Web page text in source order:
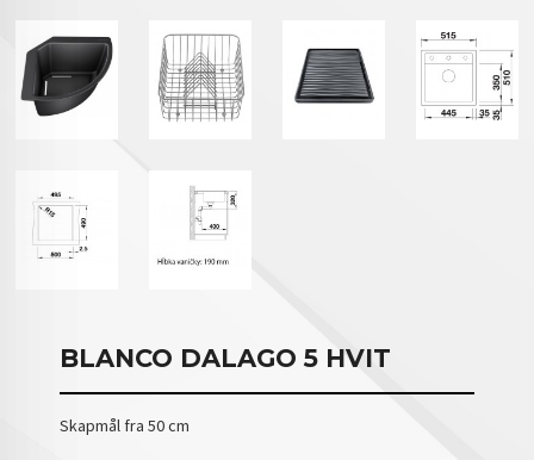
BLANCO DALAGO 5 HVIT
Skapmål fra 50 cm